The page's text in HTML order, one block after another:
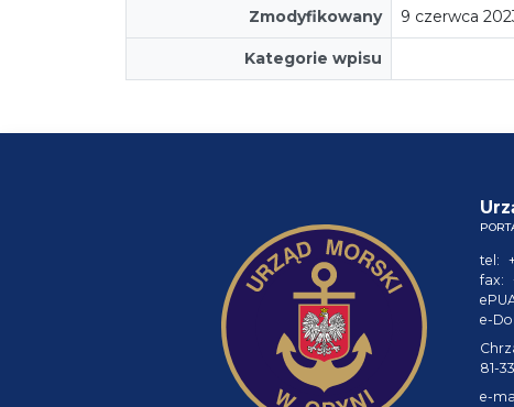
Zmodyfikowany 9 czerwca
Kategorie wpisu
tel:
fax:
e-
81-
e-